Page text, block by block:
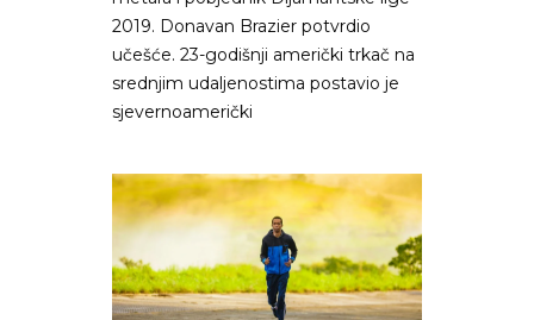
2019. Donavan Brazier potvrdio
učešće. 23-godišnji američki trkač na
srednjim udaljenostima postavio je
sjevernoamerički